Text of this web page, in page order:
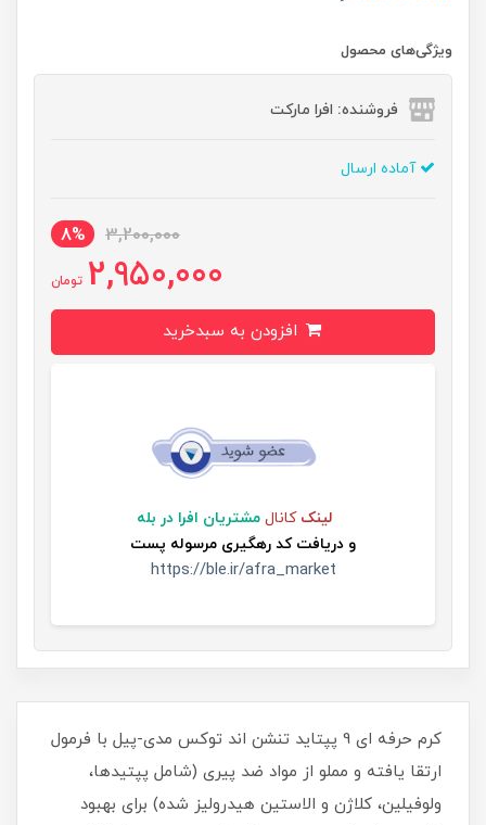
ویژگی‌های محصول
فروشنده: افرا مارکت
آماده ارسال
3,200,000
8%
2,950,000 تومان
لینک کانال مشتریان افرا در بله
و دریافت کد رهگیری مرسوله پست
https://ble.ir/afra_market
کرم حرفه ای 9 پپتاید تنشن اند توکس مدی-پیل با فرمول
ارتقا یافته و مملو از مواد ضد پیری (شامل پپتیدها،
ولوفیلین، کلاژن و الاستین هیدرولیز شده) برای بهبود